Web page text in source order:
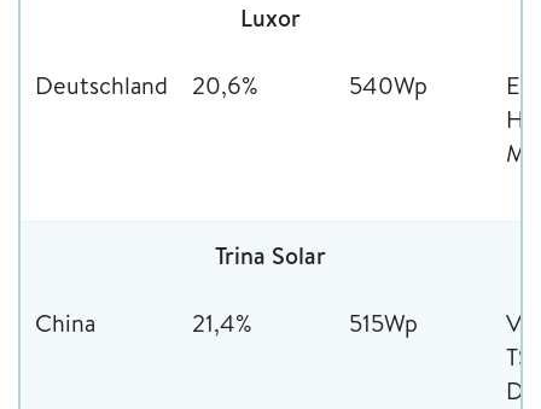
Luxor
Deutschland 20,6% 540Wp
Trina Solar
China 21,4% 515Wp